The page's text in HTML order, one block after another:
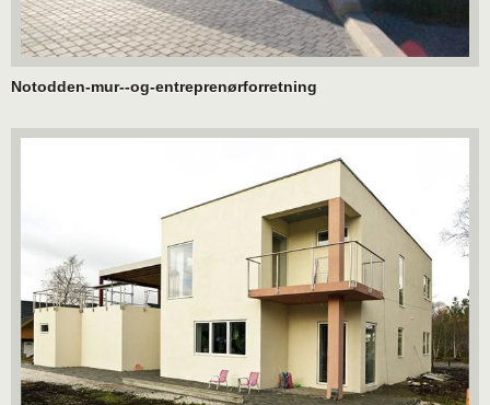
Notodden-mur--og-entreprenørforretning